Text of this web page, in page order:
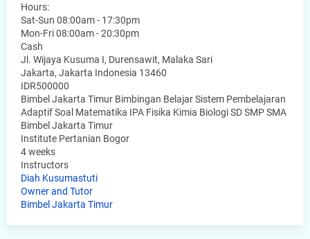
Hours:
Sat-Sun 08:00am - 17:30pm
Mon-Fri 08:00am - 20:30pm
Cash
Jl. Wijaya Kusuma I, Durensawit, Malaka Sari
Jakarta, Jakarta Indonesia 13460
IDR500000
Bimbel Jakarta Timur Bimbingan Belajar Sistem Pembelajaran
Adaptif Soal Matematika IPA Fisika Kimia Biologi SD SMP SMA
Bimbel Jakarta Timur
Institute Pertanian Bogor
4 weeks
Instructors
Diah Kusumastuti
Owner and Tutor
Bimbel Jakarta Timur